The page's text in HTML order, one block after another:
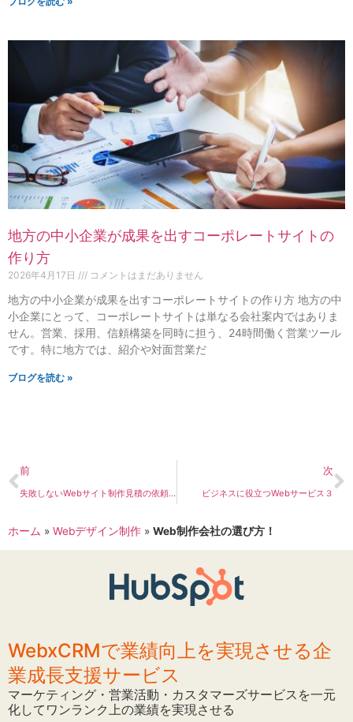
地方の中小企業が成果を出すコーポレートサイトの
作り方
2026年4月17日 コメントはまだありません
地方の中小企業が成果を出すコーポレートサイトの作り方 地方の中
小企業にとって、コーポレートサイトは単なる会社案内ではありま
せん。営業、採用、信頼構築を同時に担う、24時間働く営業ツール
です。特に地方では、紹介や対面営業だ
ブログを読む »
前
失敗しないWebサイト制作見積の依頼方法
次
ビジネスに役立つWebサービス３
ホーム » Webデザイン制作 » Web制作会社の選び方！
WebxCRMで業績向上を実現させる企
業成長支援サービス
マーケティング・営業活動・カスタマーズサービスを一元
化してワンランク上の業績を実現させる